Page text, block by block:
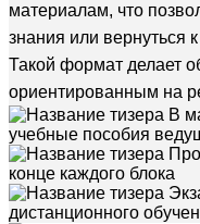
материалам, что
знания или вернуться
Такой формат делает
ориентированным на
В
учебные пособия
конце каждого блока
дистанционного